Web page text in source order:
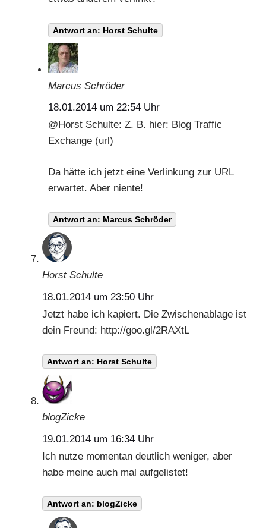
Antwort an: Horst Schulte
Marcus Schröder
18.01.2014 um 22:54 Uhr
@Horst Schulte: Z. B. hier: Blog Traffic
Exchange (url)
Da hätte ich jetzt eine Verlinkung zur URL
erwartet. Aber niente!
Antwort an: Marcus Schröder
Horst Schulte
18.01.2014 um 23:50 Uhr
Jetzt habe ich kapiert. Die Zwischenablage ist
dein Freund: http://goo.gl/2RAXtL
Antwort an: Horst Schulte
blogZicke
19.01.2014 um 16:34 Uhr
Ich nutze momentan deutlich weniger, aber
habe meine auch mal aufgelistet!
Antwort an: blogZicke